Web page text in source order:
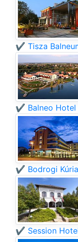
✔️ Tisza
✔️ Balneo Hotel
✔️ Bodrogi
✔️ Session